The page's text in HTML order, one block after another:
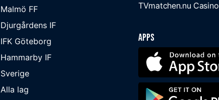
Malmö FF
Djurgårdens IF
IFK Göteborg
Hammarby IF
Sverige
Alla lag
TVmatchen.nu Casino
Apps